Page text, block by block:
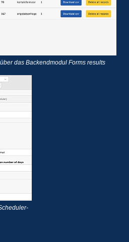
das Backendmodul Forms results